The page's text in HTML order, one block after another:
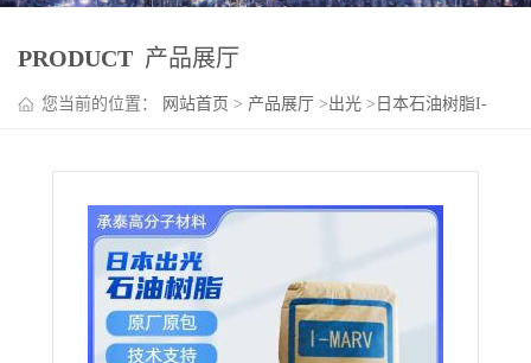
PRODUCT 产品展厅
您当前的位置： 网站首页 > 产品展厅 >出光 > 日本石油树脂I-